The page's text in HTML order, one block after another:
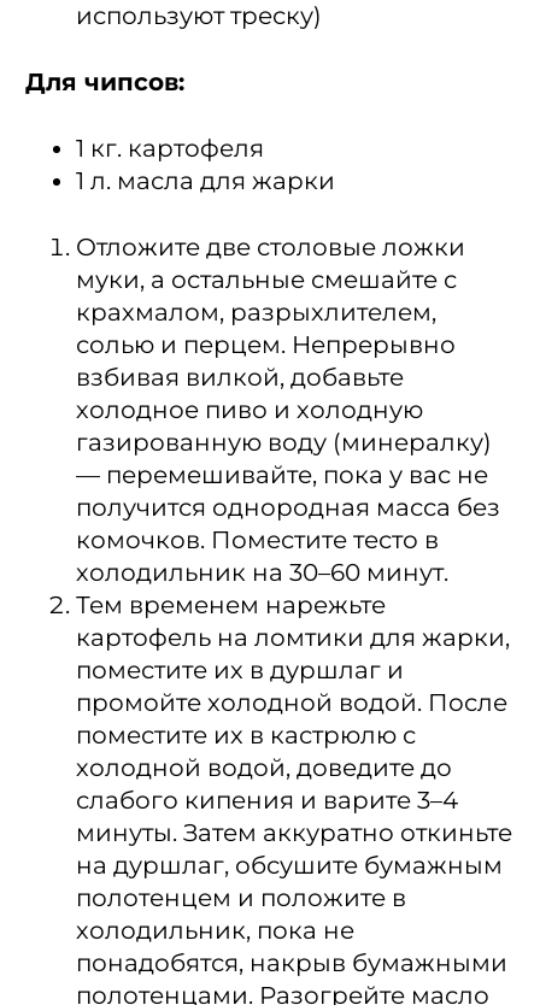
используют треску)
Для чипсов:
1 кг. картофеля
1 л. масла для жарки
Отложите две столовые ложки
муки, а остальные смешайте с
крахмалом, разрыхлителем,
солью и перцем. Непрерывно
взбивая вилкой, добавьте
холодное пиво и холодную
газированную воду (минералку)
— перемешивайте, пока у вас не
получится однородная масса без
комочков. Поместите тесто в
холодильник на 30–60 минут.
Тем временем нарежьте
картофель на ломтики для жарки,
поместите их в дуршлаг и
промойте холодной водой. После
поместите их в кастрюлю с
холодной водой, доведите до
слабого кипения и варите 3–4
минуты. Затем аккуратно откиньте
на дуршлаг, обсушите бумажным
полотенцем и положите в
холодильник, пока не
понадобятся, накрыв бумажными
полотенцами. Разогрейте масло